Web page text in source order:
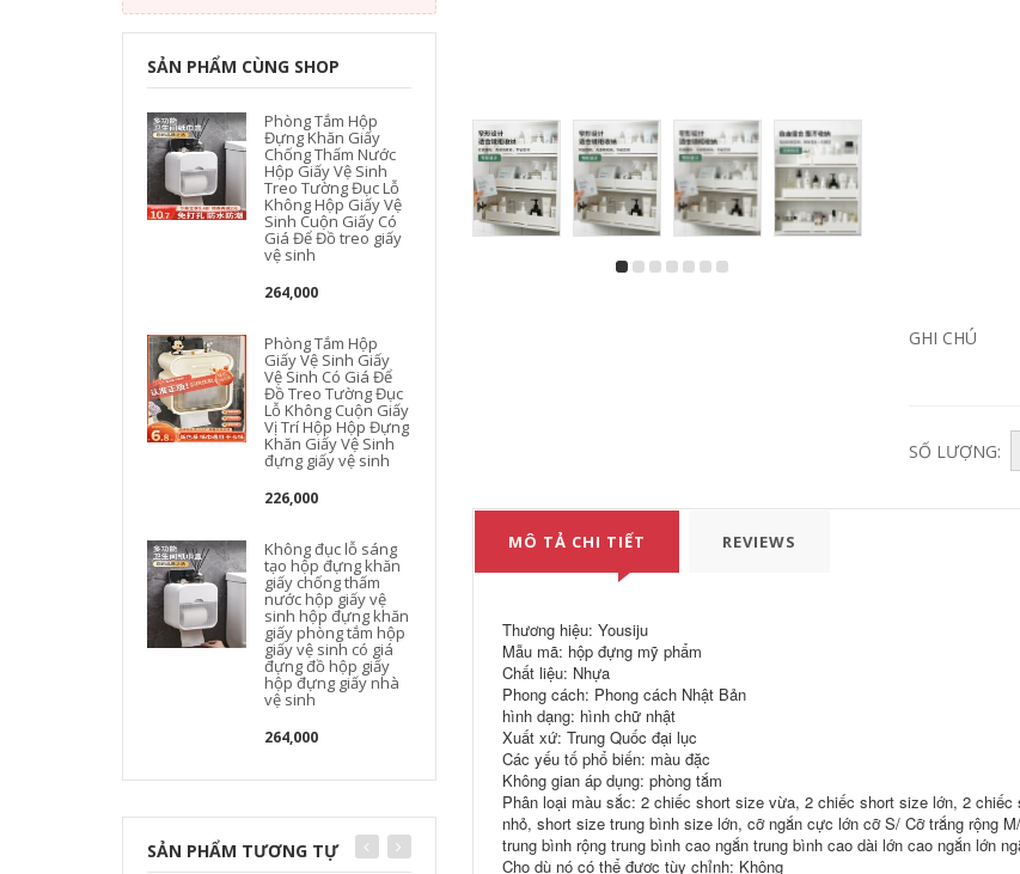
SẢN PHẨM CÙNG SHOP
Phòng Tắm Hộp
Đựng Khăn Giấy
Chống Thấm Nước
Hộp Giấy Vệ Sinh
Treo Tường Đục Lỗ
Không Hộp Giấy Vệ
Sinh Cuộn Giấy Có
Giá Để Đồ treo giấy
vệ sinh
264,000
Phòng Tắm Hộp
Giấy Vệ Sinh Giấy
Vệ Sinh Có Giá Để
Đồ Treo Tường Đục
Lỗ Không Cuộn Giấy
Vị Trí Hộp Hộp Đựng
Khăn Giấy Vệ Sinh
đựng giấy vệ sinh
226,000
Không đục lỗ sáng
tạo hộp đựng khăn
giấy chống thấm
nước hộp giấy vệ
sinh hộp đựng khăn
giấy phòng tắm hộp
giấy vệ sinh có giá
đựng đồ hộp giấy
hộp đựng giấy nhà
vệ sinh
264,000
SẢN PHẨM TƯƠNG TỰ
GHI CHÚ
SỐ LƯỢNG:
MÔ TẢ CHI TIẾT REVIEWS
Thương hiệu: Yousiju
Mẫu mã: hộp đựng mỹ phẩm
Chất liệu: Nhựa
Phong cách: Phong cách Nhật Bản
hình dạng: hình chữ nhật
Xuất xứ: Trung Quốc đại lục
Các yếu tố phổ biến: màu đặc
Không gian áp dụng: phòng tắm
Phân loại màu sắc: 2 chiếc short size vừa, 2 chiếc short size lớn, 2
nhỏ, short size trung bình size lớn, cỡ ngắn cực lớn cỡ S/ Cỡ trắng rộng
trung bình rộng trung bình cao ngắn trung bình cao dài lớn cao ngắn lớn
Cho dù nó có thể được tùy chỉnh: Không